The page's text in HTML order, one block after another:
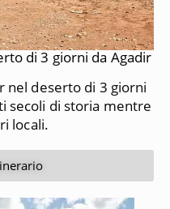
di 3 giorni da Agadir
nel deserto di 3 giorni
secoli di storia mentre
locali.